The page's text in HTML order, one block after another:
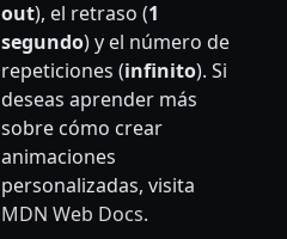
out), el retraso (1
segundo) y el número de
repeticiones (infinito). Si
deseas aprender más
sobre cómo crear
animaciones
personalizadas, visita
MDN Web Docs.